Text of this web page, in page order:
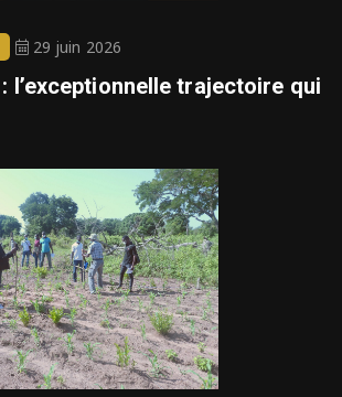
29 juin 2026
l’exceptionnelle trajectoire qui